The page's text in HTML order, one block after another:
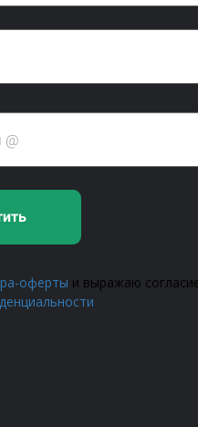
оферты и выражаю